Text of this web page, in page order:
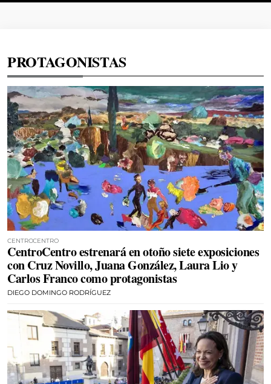
PROTAGONISTAS
CENTROCENTRO
CentroCentro estrenará en otoño siete exposiciones
con Cruz Novillo, Juana González, Laura Lio y
Carlos Franco como protagonistas
DIEGO DOMINGO RODRÍGUEZ